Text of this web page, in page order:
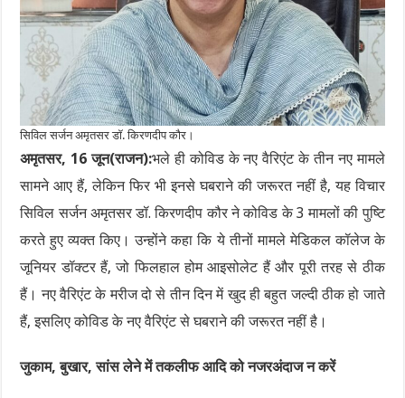
सिविल सर्जन अमृतसर डॉ. किरणदीप कौर।
अमृतसर, 16 जून(राजन):भले ही कोविड के नए वैरिएंट के तीन नए मामले
सामने आए हैं, लेकिन फिर भी इनसे घबराने की जरूरत नहीं है, यह विचार
सिविल सर्जन अमृतसर डॉ. किरणदीप कौर ने कोविड के 3 मामलों की पुष्टि
करते हुए व्यक्त किए। उन्होंने कहा कि ये तीनों मामले मेडिकल कॉलेज के
जूनियर डॉक्टर हैं, जो फिलहाल होम आइसोलेट हैं और पूरी तरह से ठीक
हैं। नए वैरिएंट के मरीज दो से तीन दिन में खुद ही बहुत जल्दी ठीक हो जाते
हैं, इसलिए कोविड के नए वैरिएंट से घबराने की जरूरत नहीं है।
जुकाम, बुखार, सांस लेने में तकलीफ आदि को नजरअंदाज न करें